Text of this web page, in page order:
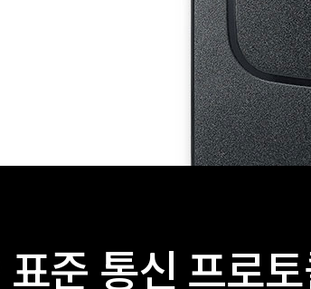
준 통신 프로